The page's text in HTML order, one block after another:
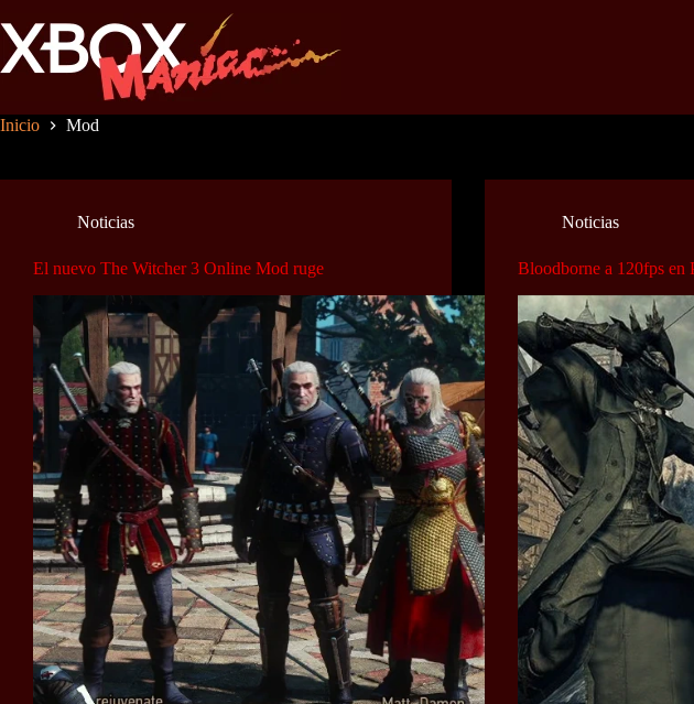
al
contenido
Inicio Mod
Noticias
El nuevo The Witcher 3 Online Mod ruge
Noticias
Bloodborne a 120fps en